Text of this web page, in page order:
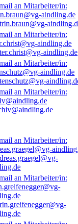
aindling.de